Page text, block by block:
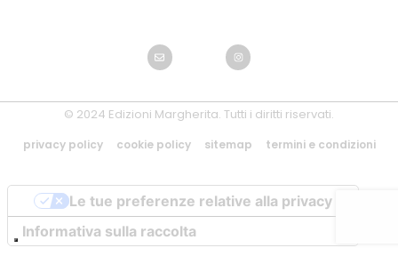
© 2024 Edizioni Margherita. Tutti i diritti riservati.
privacy policy cookie policy sitemap termini e condizioni
Informativa sulla raccolta
Le tue preferenze relative alla privacy